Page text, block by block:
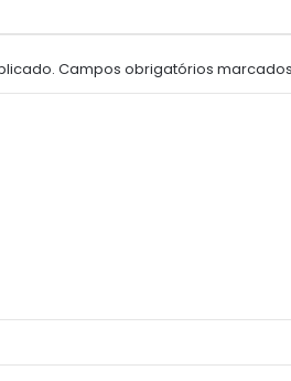
Campos obrigatórios